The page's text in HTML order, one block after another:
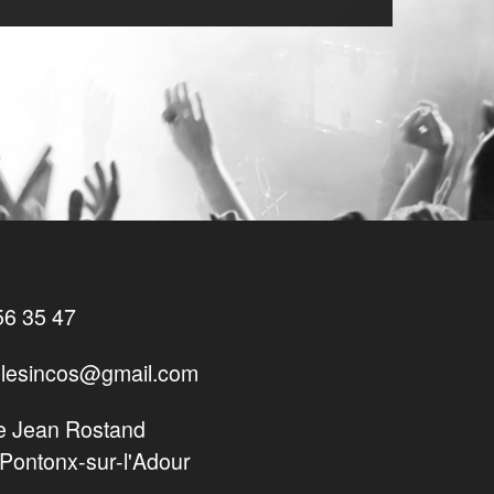
35 47
Jean Rostand
sur-l'Adour